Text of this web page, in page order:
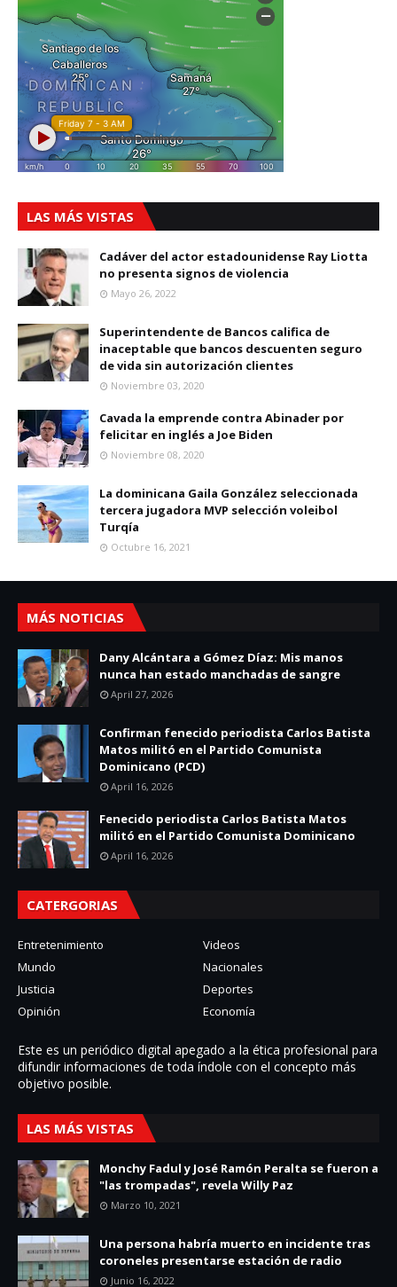
LAS MÁS VISTAS
Cadáver del actor estadounidense Ray Liotta
no presenta signos de violencia
Mayo 26, 2022
Superintendente de Bancos califica de
inaceptable que bancos descuenten seguro
de vida sin autorización clientes
Noviembre 03, 2020
Cavada la emprende contra Abinader por
felicitar en inglés a Joe Biden
Noviembre 08, 2020
La dominicana Gaila González seleccionada
tercera jugadora MVP selección voleibol
Turqía
Octubre 16, 2021
MÁS NOTICIAS
Dany Alcántara a Gómez Díaz: Mis manos
nunca han estado manchadas de sangre
April 27, 2026
Confirman fenecido periodista Carlos Batista
Matos militó en el Partido Comunista
Dominicano (PCD)
April 16, 2026
Fenecido periodista Carlos Batista Matos
militó en el Partido Comunista Dominicano
April 16, 2026
CATERGORIAS
Entretenimiento
Videos
Mundo
Nacionales
Justicia
Deportes
Opinión
Economía
Este es un periódico digital apegado a la ética profesional para
difundir informaciones de toda í­ndole con el concepto más
objetivo posible.
LAS MÁS VISTAS
Monchy Fadul y José Ramón Peralta se fueron a
"las trompadas", revela Willy Paz
Marzo 10, 2021
Una persona habría muerto en incidente tras
coroneles presentarse estación de radio
Junio 16, 2022